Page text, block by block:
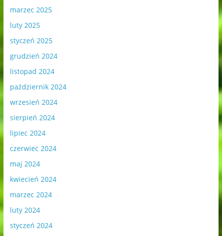
marzec 2025
luty 2025
styczeń 2025
grudzień 2024
listopad 2024
październik 2024
wrzesień 2024
sierpień 2024
lipiec 2024
czerwiec 2024
maj 2024
kwiecień 2024
marzec 2024
luty 2024
styczeń 2024